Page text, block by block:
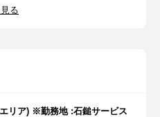
る
リア) ※勤務地 :石鎚サービス